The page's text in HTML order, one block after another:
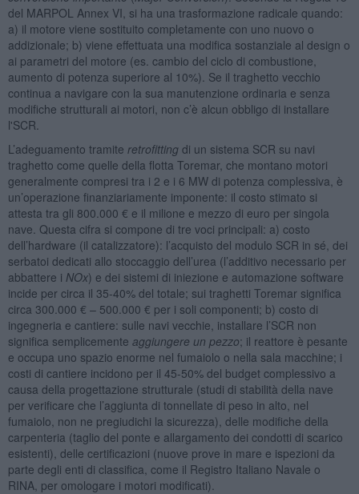
del MARPOL Annex VI, si ha una trasformazione radicale quando:
a) il motore viene sostituito completamente con uno nuovo o
addizionale; b) viene effettuata una modifica sostanziale al design o
ai parametri del motore (es. cambio del ciclo di combustione,
aumento di potenza superiore al 10%). Se il traghetto vecchio
continua a navigare con la sua manutenzione ordinaria e senza
modifiche strutturali ai motori, non c’è alcun obbligo di installare
l'SCR.
L’adeguamento tramite retrofittingdi un sistema SCR su navi
traghetto come quelle della flotta Toremar, che montano motori
generalmente compresi tra i 2 e i 6 MW di potenza complessiva, è
un’operazione finanziariamente imponente: il costo stimato si
attesta tra gli 800.000 € e il milione e mezzo di euro per singola
nave. Questa cifra si compone di tre voci principali: a) costo
dell’hardware (il catalizzatore): l’acquisto del modulo SCR in sé, dei
serbatoi dedicati allo stoccaggio dell’urea (l’additivo necessario per
abbattere i NOx) e dei sistemi di iniezione e automazione software
incide per circa il 35-40% del totale; sui traghetti Toremar significa
circa 300.000 € – 500.000 € per i soli componenti; b) costo di
ingegneria e cantiere: sulle navi vecchie, installare l’SCR non
significa semplicemente aggiungere un pezzo; il reattore è pesante
e occupa uno spazio enorme nel fumaiolo o nella sala macchine; i
costi di cantiere incidono per il 45-50% del budget complessivo a
causa della progettazione strutturale (studi di stabilità della nave
per verificare che l’aggiunta di tonnellate di peso in alto, nel
fumaiolo, non ne pregiudichi la sicurezza), delle modifiche della
carpenteria (taglio del ponte e allargamento dei condotti di scarico
esistenti), delle certificazioni (nuove prove in mare e ispezioni da
parte degli enti di classifica, come il Registro Italiano Navale o
RINA, per omologare i motori modificati).